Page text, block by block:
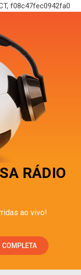
f08c47fec0942fa0
RÁDIO
ao vivo!